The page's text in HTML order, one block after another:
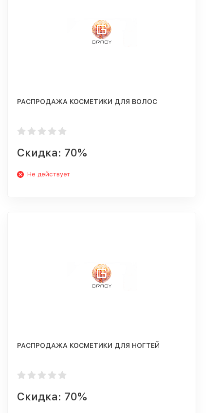
РАСПРОДАЖА КОСМЕТИКИ ДЛЯ ВОЛОС
Скидка: 70%
Не действует
РАСПРОДАЖА КОСМЕТИКИ ДЛЯ НОГТЕЙ
Скидка: 70%